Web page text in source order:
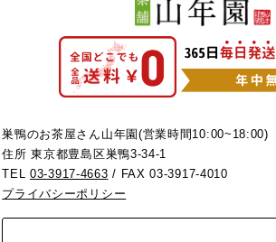
巣鴨のお茶屋さん山年園(営業時間10:00~18:00)
住所 東京都豊島区巣鴨3-34-1
TEL03-3917-4663 / FAX 03-3917-4010
プライバシーポリシー